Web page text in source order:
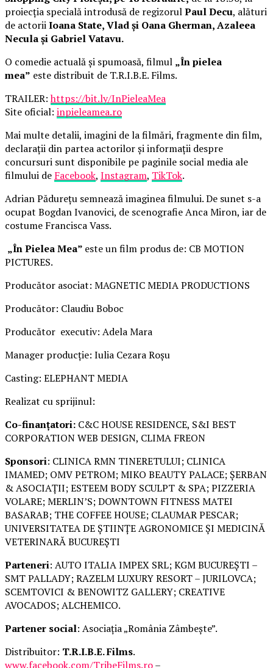
proiecția specială introdusă de regizorulPaul Decu, alături
de actoriiIoana State, Vlad și Oana Gherman, Azaleea
Necula și Gabriel Vatavu.
O comedie actuală și spumoasă, filmul „În pielea
mea” este distribuit de T.R.I.B.E. Films.
TRAILER:https://bit.ly/InPieleaMea
Site oficial: inpieleamea.ro
Mai multe detalii, imagini de la filmări, fragmente din film,
declarații din partea actorilor și informații despre
concursuri sunt disponibile pe paginile social media ale
filmului de Facebook, Instagram, TikTok.
Adrian Pădurețu semnează imaginea filmului. De sunet s-a
ocupat Bogdan Ivanovici, de scenografie Anca Miron, iar de
costume Francisca Vass.
„În Pielea Mea” este un film produs de: CB MOTION
PICTURES.
Producător asociat: MAGNETIC MEDIA PRODUCTIONS
Producător: Claudiu Boboc
Producător executiv: Adela Mara
Manager producție: Iulia Cezara Roșu
Casting: ELEPHANT MEDIA
Realizat cu sprijinul:
Co-finanțatori: C&C HOUSE RESIDENCE, S&I BEST
CORPORATION WEB DESIGN, CLIMA FREON
Sponsori: CLINICA RMN TINERETULUI; CLINICA
IMAMED; OMV PETROM; MIKO BEAUTY PALACE; ȘERBAN
& ASOCIAȚII; ESTEEM BODY SCULPT & SPA; PIZZERIA
VOLARE; MERLIN’S; DOWNTOWN FITNESS MATEI
BASARAB; THE COFFEE HOUSE; CLAUMAR PESCAR;
UNIVERSITATEA DE ȘTIINȚE AGRONOMICE ȘI MEDICINĂ
VETERINARĂ BUCUREȘTI
Parteneri: AUTO ITALIA IMPEX SRL; KGM BUCUREȘTI –
SMT PALLADY; RAZELM LUXURY RESORT – JURILOVCA;
SCEMTOVICI & BENOWITZ GALLERY; CREATIVE
AVOCADOS; ALCHEMICO.
Partener social: Asociația „România Zâmbește”.
Distribuitor: T.R.I.B.E. Films.
www.facebook.com/TribeFilms.ro–